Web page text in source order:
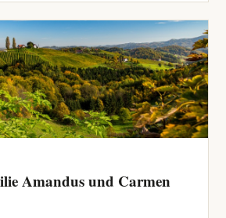
Amandus und Carmen